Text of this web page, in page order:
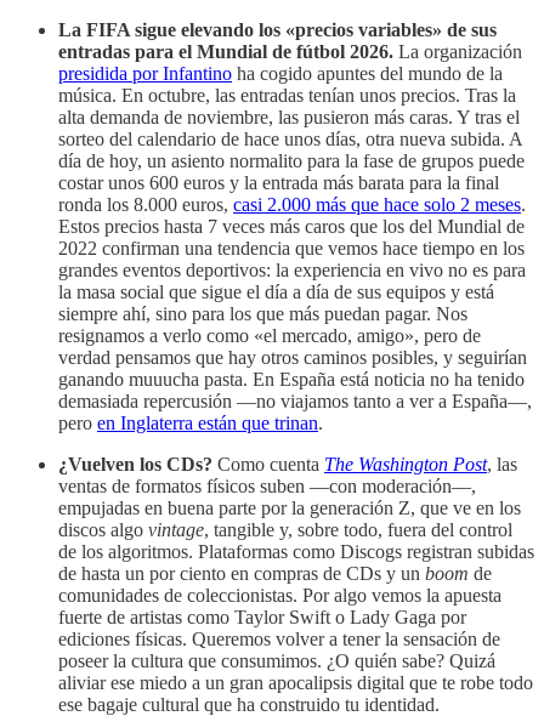
La FIFA sigue elevando los «precios variables» de sus
entradas para el Mundial de fútbol 2026. La organización
presidida por Infantino ha cogido apuntes del mundo de la
música. En octubre, las entradas tenían unos precios. Tras la
alta demanda de noviembre, las pusieron más caras. Y tras el
sorteo del calendario de hace unos días, otra nueva subida. A
día de hoy, un asiento normalito para la fase de grupos puede
costar unos 600 euros y la entrada más barata para la final
ronda los 8.000 euros, casi 2.000 más que hace solo 2 meses.
Estos precios hasta 7 veces más caros que los del Mundial de
2022 confirman una tendencia que vemos hace tiempo en los
grandes eventos deportivos: la experiencia en vivo no es para
la masa social que sigue el día a día de sus equipos y está
siempre ahí, sino para los que más puedan pagar. Nos
resignamos a verlo como «el mercado, amigo», pero de
verdad pensamos que hay otros caminos posibles, y seguirían
ganando muuucha pasta. En España está noticia no ha tenido
demasiada repercusión —no viajamos tanto a ver a España—,
pero en Inglaterra están que trinan.
¿Vuelven los CDs? Como cuenta The Washington Post, las
ventas de formatos físicos suben —con moderación—,
empujadas en buena parte por la generación Z, que ve en los
discos algo vintage, tangible y, sobre todo, fuera del control
de los algoritmos. Plataformas como Discogs registran subidas
de hasta un por ciento en compras de CDs y un boom de
comunidades de coleccionistas. Por algo vemos la apuesta
fuerte de artistas como Taylor Swift o Lady Gaga por
ediciones físicas. Queremos volver a tener la sensación de
poseer la cultura que consumimos. ¿O quién sabe? Quizá
aliviar ese miedo a un gran apocalipsis digital que te robe todo
ese bagaje cultural que ha construido tu identidad.